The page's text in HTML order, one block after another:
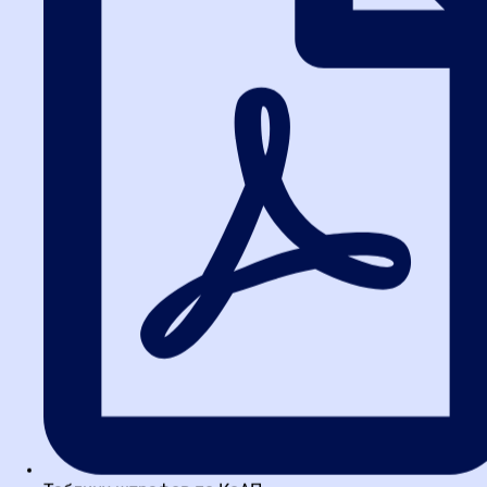
мотивированного отказа в приемке или требования об
Шаг 4: Юридически грамотное
Если результаты соответствуют условиям, комиссия оформляет
акт приемки — основание для оплаты. При существенных
нарушениях, которые поставщик не устранил, заказчик
действует по 44-ФЗ: направляет требование об уплате неустойки,
инициирует односторонний отказ от контракта и вносит
сведения в РНП. Четкое знание этих процедур — лучшая защита
интересов заказчика.
Типовые ошибки поставщиков и
Ошибка поставщика
Несвоевременное
Закрепить в контракте четкие сроки и